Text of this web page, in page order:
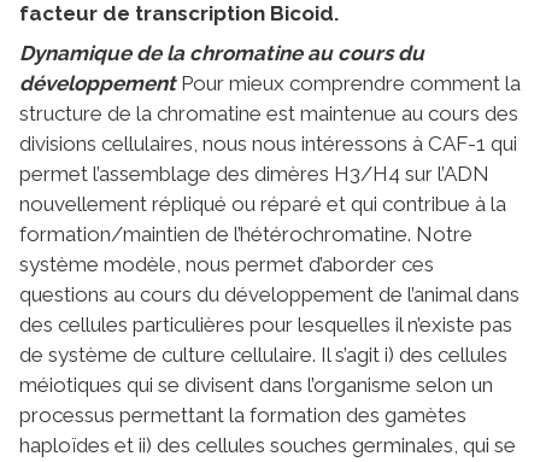
facteur de transcription Bicoid.
Dynamique de la chromatine au cours du
développementPour mieux comprendre comment la
structure de la chromatine est maintenue au cours des
divisions cellulaires, nous nous intéressons à CAF-1 qui
permet l’assemblage des dimères H3/H4 sur l’ADN
nouvellement répliqué ou réparé et qui contribue à la
formation/maintien de l’hétérochromatine. Notre
système modèle, nous permet d’aborder ces
questions au cours du développement de l’animal dans
des cellules particulières pour lesquelles il n’existe pas
de système de culture cellulaire. Il s’agit i) des cellules
méiotiques qui se divisent dans l’organisme selon un
processus permettant la formation des gamètes
haploïdes et ii) des cellules souches germinales, qui se